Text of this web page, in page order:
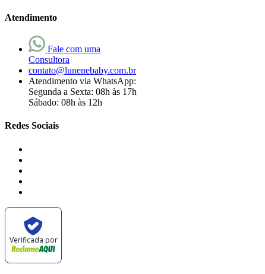
Atendimento
Fale com uma
Consultora
contato@lunenebaby.com.br
Atendimento via WhatsApp:
Segunda a Sexta: 08h às 17h
Sábado: 08h às 12h
Redes Sociais
Verificada por